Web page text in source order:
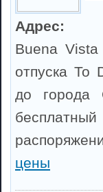
Адрес:
Buena
отпуска To
до города
цены